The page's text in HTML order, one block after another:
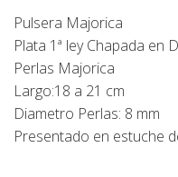
Pulsera Majorica
Plata 1ª ley Chapada en
Perlas Majorica
Largo:18 a 21 cm
Diametro Perlas: 8 mm
Presentado en estuche